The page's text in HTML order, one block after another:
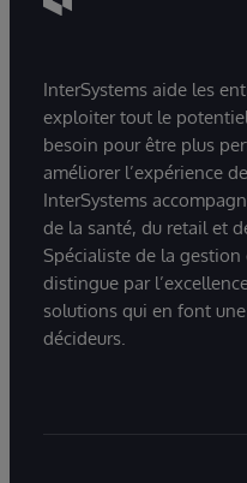
InterSystems aide les
exploiter tout le
besoin pour être plus
améliorer l’expérience
InterSystems
de la santé, du retail et
Spécialiste de la gestion
distingue par
solutions qui en font
décideurs.